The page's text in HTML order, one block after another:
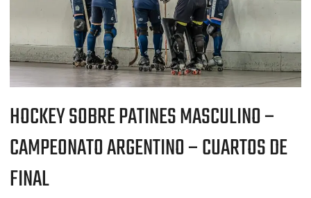
HOCKEY SOBRE PATINES MASCULINO –
CAMPEONATO ARGENTINO – CUARTOS DE
FINAL
FINAL